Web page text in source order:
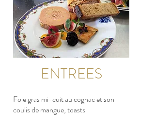
ENTREES
Foie gras mi-cuit au cognac et son
coulis de mangue, toasts